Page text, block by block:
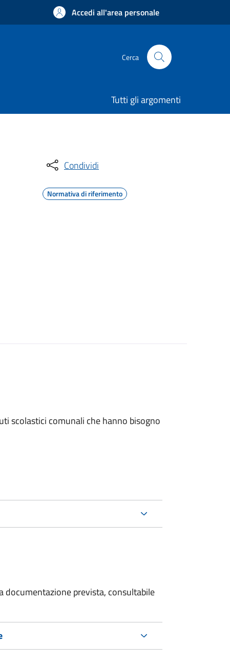
Accedi all'area personale
Cerca
Tutti gli argomenti
Condividi
Normativa di riferimento
scolastici comunali che hanno bisogno
documentazione prevista, consultabile